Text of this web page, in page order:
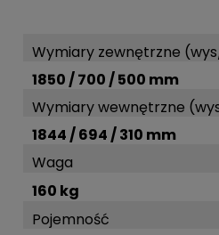
Wymiary zewnętrzne
1850 / 700 / 500 mm
Wymiary wewnętrzne
1844 / 694 / 310 mm
Waga
160 kg
Pojemność